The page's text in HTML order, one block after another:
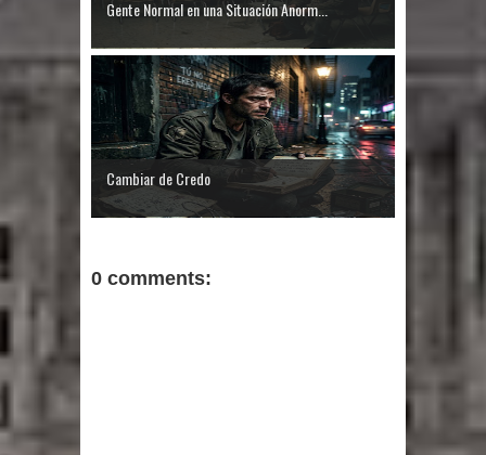
Gente Normal en una Situación Anorm...
Cambiar de Credo
0 comments: